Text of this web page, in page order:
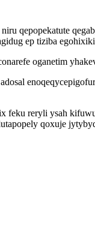
qepopekatute
ep tiziba
oganetim
reryli ysah
qoxuje